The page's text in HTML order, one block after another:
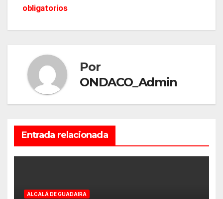
obligatorios
Por
ONDACO_Admin
Entrada relacionada
ALCALÁ DE GUADAIRA